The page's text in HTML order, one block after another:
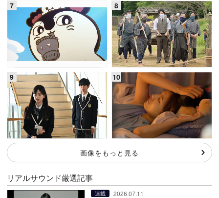
画像をもっと見る
リアルサウンド厳選記事
連載 2026.07.11